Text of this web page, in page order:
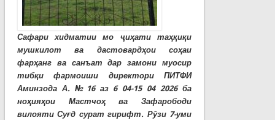
Сафари хидматии мо ҷиҳати таҳқиқи
мушкилот ва дастовардҳои соҳаи
фарҳанг ва санъат дар замони муосир
тибқи фармоиши директори ПИТФИ
Аминзода А. №16 аз 6 04-15 04 2026 ба
ноҳияҳои Мастчоҳ ва Зафарободи
вилояти Суғд сурат гирифт. Рӯзи 7-уми